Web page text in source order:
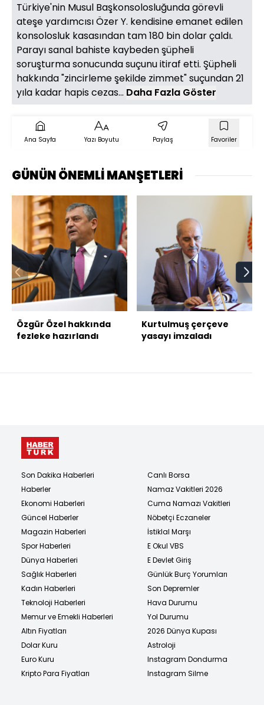
Türkiye'nin Musul Başkonsolosluğunda görevli
ateşe yardımcısı Özer Y. kendisine emanet edilen
konsolosluk kasasından tam 180 bin dolar çaldı.
Parayı sanal bahiste kaybeden şüpheli
soruşturma sonucunda suçunu itiraf etti. Şüpheli
hakkında "zincirleme şekilde zimmet" suçundan 21
yıla kadar hapis cezas... Daha Fazla Göster
Ana Sayfa Yazı Boyutu Paylaş Favoriler
GÜNÜN ÖNEMLİ MANŞETLERİ
Özgür Özel hakkında
fezleke hazırlandı
Kurtulmuş çerçeve
yasayı imzaladı
Son Dakika Haberleri
Haberler
Ekonomi Haberleri
Güncel Haberler
Magazin Haberleri
Spor Haberleri
Dünya Haberleri
Sağlık Haberleri
Kadın Haberleri
Teknoloji Haberleri
Memur ve Emekli Haberleri
Altın Fiyatları
Dolar Kuru
Euro Kuru
Kripto Para Fiyatları
Canlı Borsa
Namaz Vakitleri 2026
Cuma Namazı Vakitleri
Nöbetçi Eczaneler
İstiklal Marşı
E Okul VBS
E Devlet Giriş
Günlük Burç Yorumları
Son Depremler
Hava Durumu
Yol Durumu
2026 Dünya Kupası
Astroloji
Instagram Dondurma
Instagram Silme